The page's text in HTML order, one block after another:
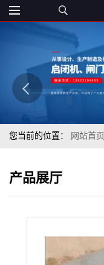
您当前的位置： 网站首页
产品展厅